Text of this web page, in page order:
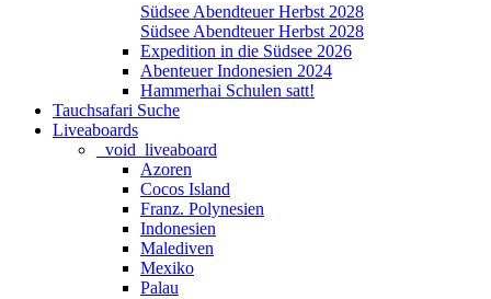
Südsee Abendteuer Herbst 2028
Südsee Abendteuer Herbst 2028
Expedition in die Südsee 2026
Abenteuer Indonesien 2024
Hammerhai Schulen satt!
Tauchsafari Suche
Liveaboards
_void_liveaboard
Azoren
Cocos Island
Franz. Polynesien
Indonesien
Malediven
Mexiko
Palau